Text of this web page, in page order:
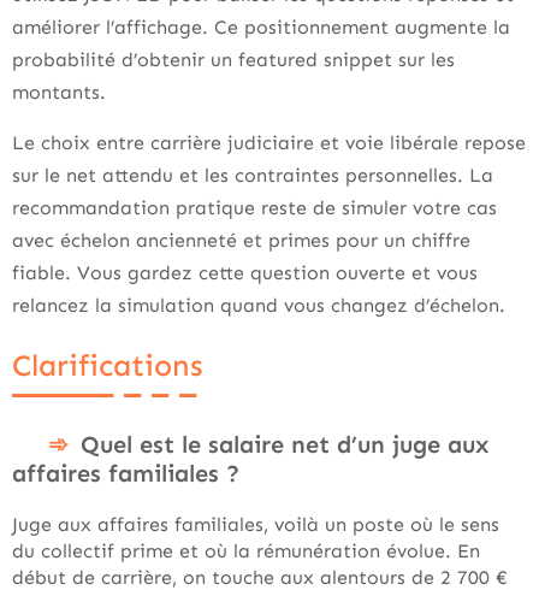
améliorer l’affichage. Ce positionnement augmente la
probabilité d’obtenir un featured snippet sur les
montants.
Le choix entre carrière judiciaire et voie libérale repose
sur le net attendu et les contraintes personnelles. La
recommandation pratique reste de simuler votre cas
avec échelon ancienneté et primes pour un chiffre
fiable. Vous gardez cette question ouverte et vous
relancez la simulation quand vous changez d’échelon.
Clarifications
Quel est le salaire net d’un juge aux
affaires familiales ?
Juge aux affaires familiales, voilà un poste où le sens
du collectif prime et où la rémunération évolue. En
début de carrière, on touche aux alentours de 2 700 €